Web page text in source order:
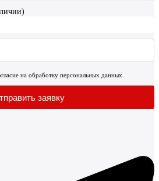
на обработку персональных данных.
заявку